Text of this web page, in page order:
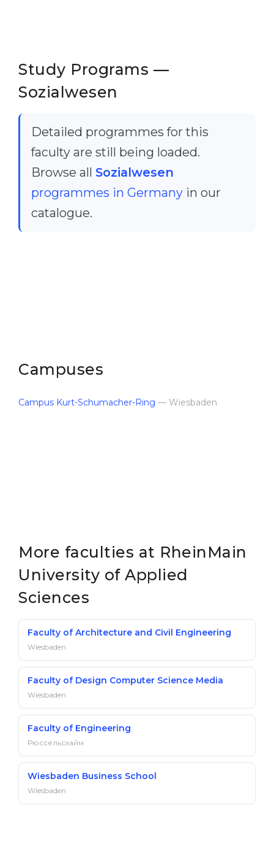
Study Programs —
Sozialwesen
Detailed programmes for this
faculty are still being loaded.
Browse all Sozialwesen
programmes in Germany in our
catalogue.
Campuses
Campus Kurt-Schumacher-Ring — Wiesbaden
More faculties at RheinMain
University of Applied
Sciences
Faculty of Architecture and Civil Engineering
Wiesbaden
Faculty of Design Computer Science Media
Wiesbaden
Faculty of Engineering
Рюссельсхайм
Wiesbaden Business School
Wiesbaden